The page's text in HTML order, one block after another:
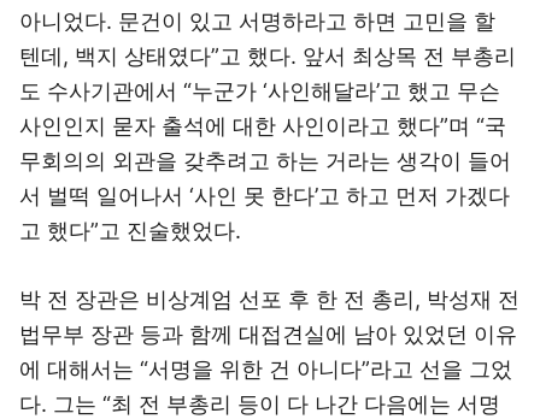
아니었다. 문건이 있고 서명하라고 하면 고민을 할
텐데, 백지 상태였다”고 했다. 앞서 최상목 전 부총리
도 수사기관에서 “누군가 ‘사인해달라’고 했고 무슨
사인인지 묻자 출석에 대한 사인이라고 했다”며 “국
무회의의 외관을 갖추려고 하는 거라는 생각이 들어
서 벌떡 일어나서 ‘사인 못 한다’고 하고 먼저 가겠다
고 했다”고 진술했었다.
박 전 장관은 비상계엄 선포 후 한 전 총리, 박성재 전
법무부 장관 등과 함께 대접견실에 남아 있었던 이유
에 대해서는 “서명을 위한 건 아니다”라고 선을 그었
다. 그는 “최 전 부총리 등이 다 나간 다음에는 서명